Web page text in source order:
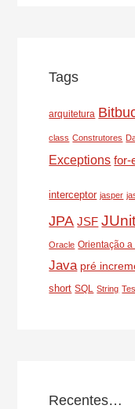
Tags
arquitetura
class Construtores
Exceptions for-
interceptor jasper
JPA JSF JUnit
Oracle Orientação a
Java pré
short SQL String
Recentes…